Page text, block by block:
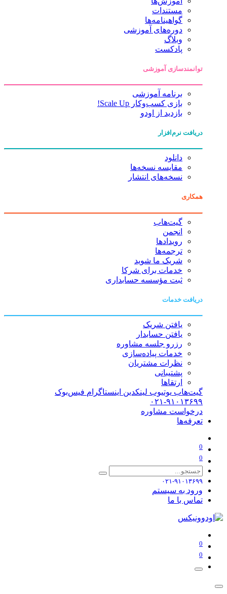
مستندات
گواهینامه‌ها
دوره‌های آموزشی
وبلاگ
پادکست
توانمندسازی آموزشی
برنامه آموزشی
بازی کسب‌وکار Scale Up!
بازدید از اودو
دریافت نرم‌افزار
دانلود
مقایسه نسخه‌ها
نسخه‌های انتشار
همکاری
گیت‌هاب
انجمن
رویدادها
ترجمه‌ها
شریک ما شوید
خدمات برای شرکا
ثبت مؤسسه حسابداری
دریافت خدمات
یافتن شریک
یافتن حسابدار
رزرو جلسه مشاوره
خدمات پیاده‌سازی
نظرات مشتریان
پشتیبانی
ارتقاها
گیت‌هاب یوتیوب لینکدین اینستاگرام فیس‌بوک
۰۲۱-۹۱۰۱۳۶۹۹
درخواست مشاوره
تعرفه‌ها
0
0
۰۲۱-۹۱۰۱۳۶۹۹
ورود به سیستم
تماس با ما
0
0